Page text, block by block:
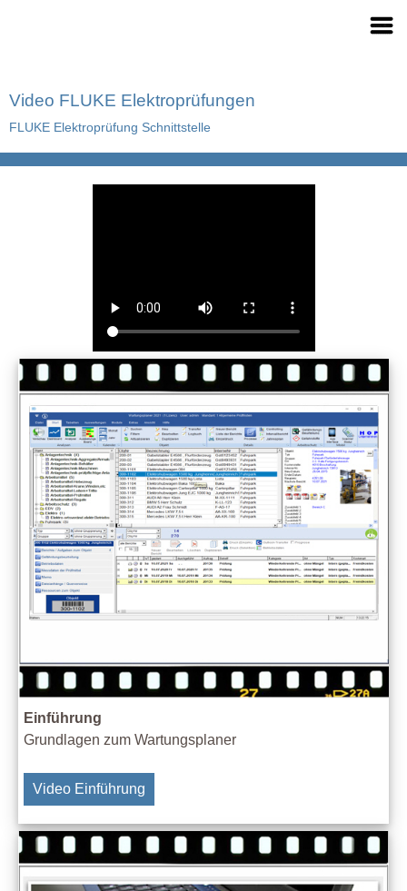
Video FLUKE Elektroprüfungen
FLUKE Elektroprüfung Schnittstelle
Einführung
Grundlagen zum Wartungsplaner
Video Einführung